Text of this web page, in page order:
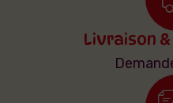
Livraison